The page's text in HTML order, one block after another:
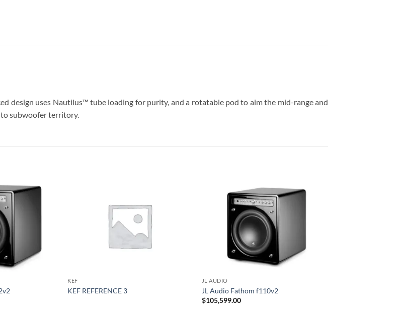
design uses Nautilus™ tube loading for purity, and a rotatable pod to aim the mid-range and
subwoofer territory.
KEF
KEF REFERENCE 3
JL AUDIO
JL Audio Fathom f110v2
$105,599.00